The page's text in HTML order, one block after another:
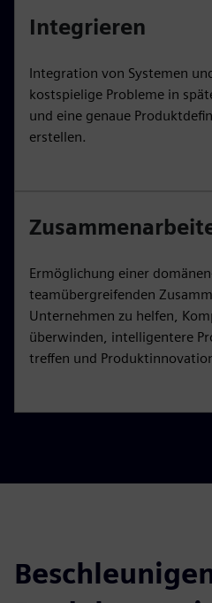
Integrieren
Integration von Systemen
kostspielige Probleme in
und eine genaue
erstellen.
Ermöglichung einer
teamübergreifenden
Unternehmen zu helfen,
überwinden, intelligentere
treffen und